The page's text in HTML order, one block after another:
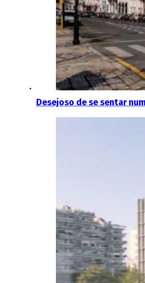
Desejoso de se sentar